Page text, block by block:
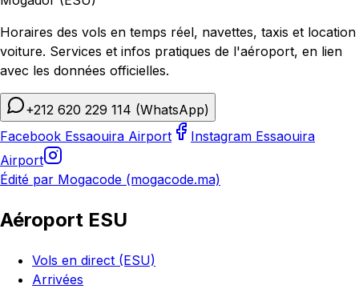
Horaires des vols en temps réel, navettes, taxis et location
voiture. Services et infos pratiques de l'aéroport, en lien
avec les données officielles.
+212 620 229 114 (WhatsApp)
Facebook Essaouira Airport
Instagram Essaouira
Airport
Édité par Mogacode (mogacode.ma)
Aéroport ESU
Vols en direct (ESU)
Arrivées